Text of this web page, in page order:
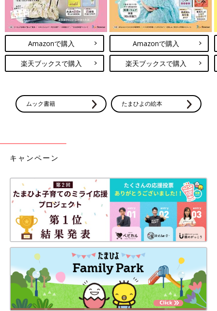
Amazonで購入
楽天ブックスで購入
Amazonで購入
楽天ブックスで購入
ムック書籍 たまひよの絵本
キャンペーン